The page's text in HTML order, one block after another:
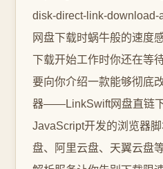
disk-direct-link-download-
网盘下载时蜗牛般的速度
下载开始工作时你还在等
要向你介绍一款能够彻底
器——LinkSwift网盘直链
JavaScript开发的浏览器
盘、阿里云盘、天翼云盘